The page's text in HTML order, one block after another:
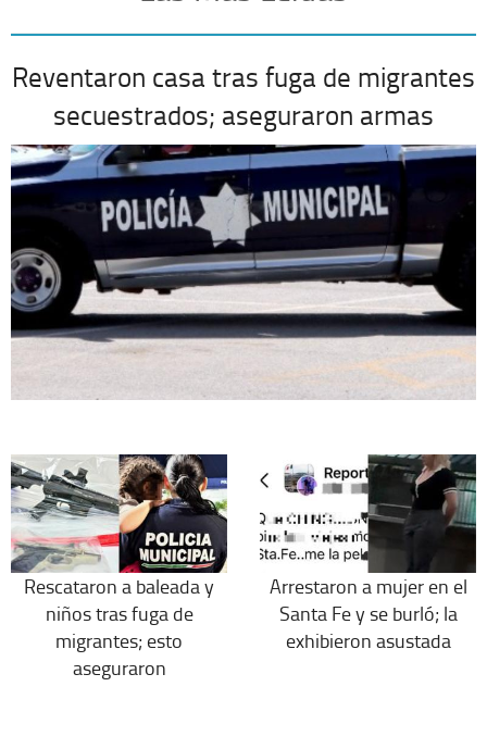
Reventaron casa tras fuga de migrantes
secuestrados; aseguraron armas
Rescataron a baleada y
niños tras fuga de
migrantes; esto
aseguraron
Arrestaron a mujer en el
Santa Fe y se burló; la
exhibieron asustada